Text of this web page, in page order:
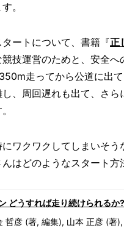
。
ートについて、書籍『正
技運営のためと、安全
走ってから公道に出
、周回遅れも出て、さ
ワクワクしてしまいそ
はどのようなスタート
どうすれば走り続けられる
彦 (著, 編集), 山本 正彦 (著